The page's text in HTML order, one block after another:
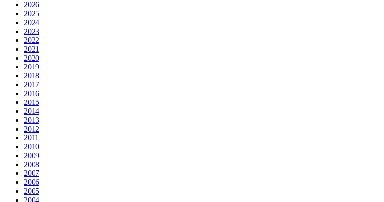
2026
2025
2024
2023
2022
2021
2020
2019
2018
2017
2016
2015
2014
2013
2012
2011
2010
2009
2008
2007
2006
2005
2004